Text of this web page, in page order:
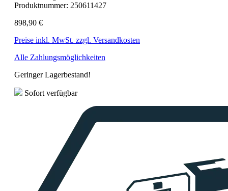
Produktnummer: 250611427
898,90 €
Preise inkl. MwSt. zzgl. Versandkosten
Alle Zahlungsmöglichkeiten
Geringer Lagerbestand!
Sofort verfügbar